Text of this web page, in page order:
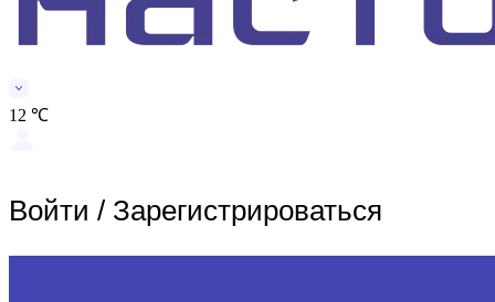
12 ℃
Войти / Зарегистрироваться